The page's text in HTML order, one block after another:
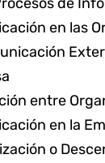
en las
entre
en la
o